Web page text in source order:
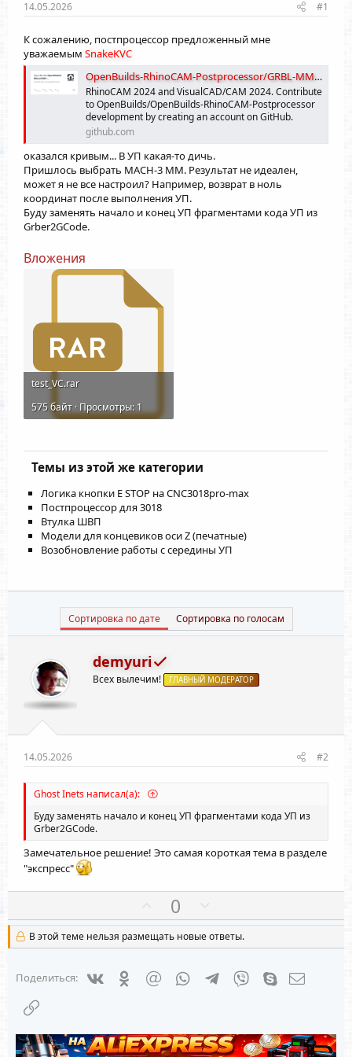
14.05.2026 #1
К сожалению, постпроцессор предложенный мне
уважаемым SnakeKVC
OpenBuilds-RhinoCAM-Postprocessor/GRBL-MM.spm at master · OpenBuilds/OpenBuilds-RhinoCAM-Postprocessor
RhinoCAM 2024 and VisualCAD/CAM 2024. Contribute
to OpenBuilds/OpenBuilds-RhinoCAM-Postprocessor
development by creating an account on GitHub.
github.com
оказался кривым... В УП какая-то дичь.
Пришлось выбрать MAСH-3 MM. Результат не идеален,
может я не все настроил? Например, возврат в ноль
координат после выполнения УП.
Буду заменять начало и конец УП фрагментами кода УП из
Grber2GCode.
Вложения
test_VC.rar
575 байт · Просмотры: 1
Темы из этой же категории
Логика кнопки E STOP на CNC3018pro-max
Постпроцессор для 3018
Втулка ШВП
Модели для концевиков оси Z (печатные)
Возобновление работы с середины УП
Сортировка по дате Сортировка по голосам
demyuri
Всех вылечим! ГЛАВНЫЙ МОДЕРАТОР
14.05.2026 #2
Ghost Inets написал(а):
Буду заменять начало и конец УП фрагментами кода УП из
Grber2GCode.
Замечательное решение! Это самая короткая тема в разделе
"экспресс"
о
з
т
н
ы
0
е
г
т
н
ы
В этой теме нельзя размещать новые ответы.
Поделиться: VkontakteOdnoklassniki
Mail.ru WhatsAppTelegramViber Skype